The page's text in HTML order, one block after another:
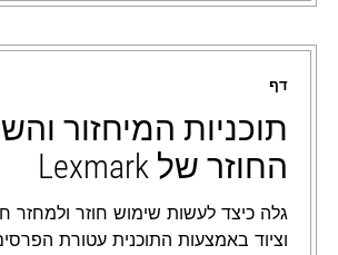
opens
in
new
tab
דף
תוכניות המיחזור
החוזר של Lexmark
גלה כיצד לעשות שימוש חוזר ולמחזר
וציוד באמצעות התוכנית עטורת